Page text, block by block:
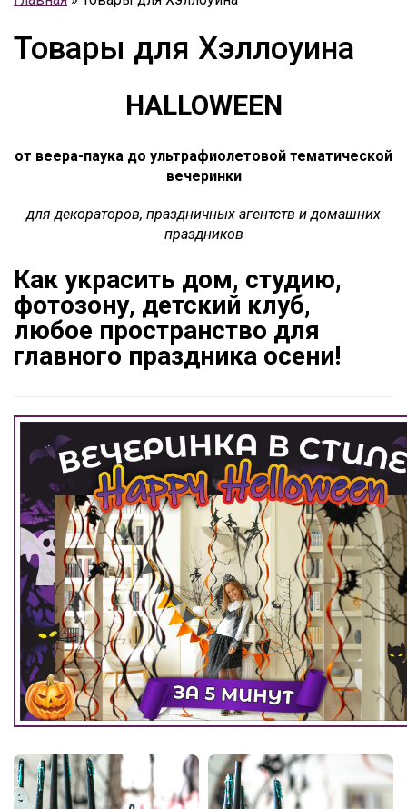
Товары для Хэллоуина
HALLOWEEN
от веера-паука до ультрафиолетовой тематической
вечеринки
для декораторов, праздничных агентств и домашних
праздников
Как украсить дом, студию,
фотозону, детский клуб,
любое пространство для
главного праздника осени!